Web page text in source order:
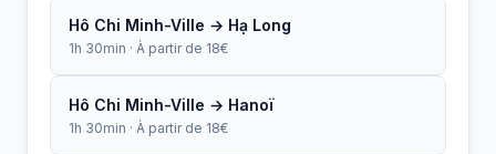
Hô Chi Minh-Ville → Hạ Long
1h 30min · À partir de 18€
Hô Chi Minh-Ville → Hanoï
1h 30min · À partir de 18€